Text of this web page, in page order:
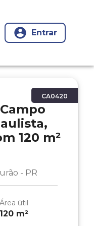
Entrar
CA0420
120 m²
- PR
Área útil
120 m²